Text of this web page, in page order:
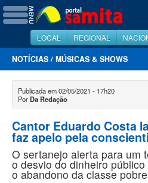
LOCAL REGIONAL
NOTÍCIAS / MÚSICAS & SHOWS
Publicada em 02/05/2021 - 17h20
PorDa Redação
Cantor Eduardo Costa
faz apelo pela
O sertanejo alerta para um
o desvio do dinheiro
o abandono da classe